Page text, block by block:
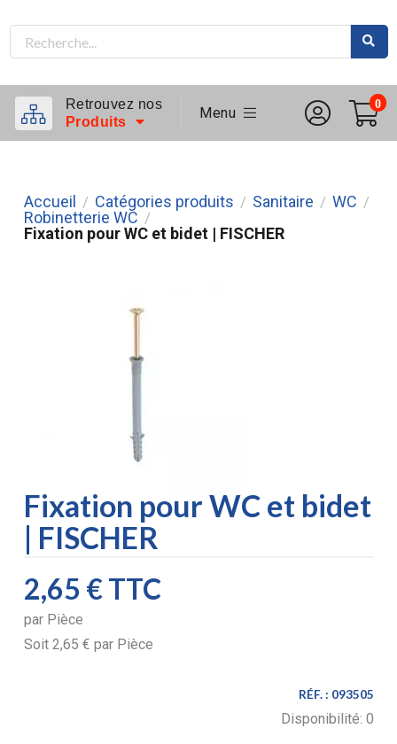
Retrouvez nos
Produits
Menu
0
Accueil / Catégories produits / Sanitaire / WC /
Robinetterie WC /
Fixation pour WC et bidet | FISCHER
Fixation pour WC et bidet
| FISCHER
2,65 €TTC
par Pièce
Soit 2,65 € par Pièce
RÉF. : 093505
Disponibilité: 0